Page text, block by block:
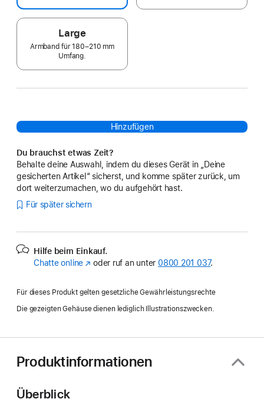
Large
Armband für 180–210 mm
Umfang.
Hinzufügen
Du brauchst etwas Zeit?
Behalte deine Auswahl, indem du dieses Gerät in „Deine
gesicherten Artikel“ sicherst, und komme später zurück, um
dort weiterzumachen, wo du aufgehört hast.
Für später sichern
Hilfe beim Einkauf.
Chatte online (Öffnet
Fenster)
oder ruf an unter 0800 201 037.
Für dieses Produkt gelten gesetzliche Gewährleistungsrechte
Die gezeigten Gehäuse dienen lediglich Illustrationszwecken.
Produktinformationen
Überblick